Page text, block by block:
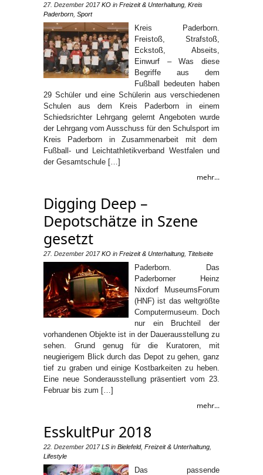
27. Dezember 2017 KO in Freizeit & Unterhaltung Kreis
Paderborn Sport
Kreis Paderborn.
Freistoß, Strafstoß,
Eckstoß, Abseits,
Einwurf – Was diese
Begriffe aus dem
Fußball bedeuten haben
29 Schüler und eine Schülerin aus verschiedenen
Schulen aus dem Kreis Paderborn in einem
Schiedsrichter Lehrgang gelernt Angeboten wurde
der Lehrgang vom Ausschuss für den Schulsport im
Kreis Paderborn in Zusammenarbeit mit dem
Fußball- und Leichtathletikverband Westfalen und
der Gesamtschule […]
mehr...
Digging Deep –
Depotschätze in Szene
gesetzt
27. Dezember 2017 KO in Freizeit & Unterhaltung Titelseite
Paderborn. Das
Paderborner Heinz
Nixdorf MuseumsForum
(HNF) ist das weltgrößte
Computermuseum. Doch
nur ein Bruchteil der
vorhandenen Objekte ist in der Dauerausstellung zu
sehen. Grund genug für die Kuratoren, mit
neugierigem Blick durch das Depot zu gehen, ganz
tief zu graben und einige Kostbarkeiten zu heben.
Eine neue Sonderausstellung präsentiert vom 23.
Februar bis zum […]
mehr...
EsskultPur 2018
22. Dezember 2017 LS in Bielefeld, Freizeit & Unterhaltung
Lifestyle
Das passende